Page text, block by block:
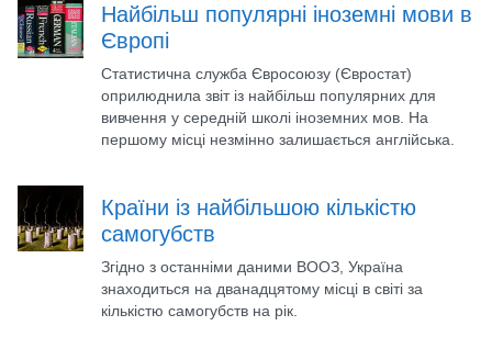
Найбільш популярні іноземні мови в
Європі
Статистична служба Євросоюзу (Євростат)
оприлюднила звіт із найбільш популярних для
вивчення у середній школі іноземних мов. На
першому місці незмінно залишається англійська.
Країни із найбільшою кількістю
самогубств
Згідно з останніми даними ВООЗ, Україна
знаходиться на дванадцятому місці в світі за
кількістю самогубств на рік.